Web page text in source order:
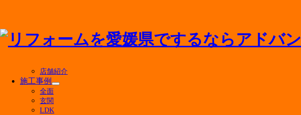
店舗紹介
施工事例
サ
全面
玄関
LDK
メニューを閉じる
最新の投稿